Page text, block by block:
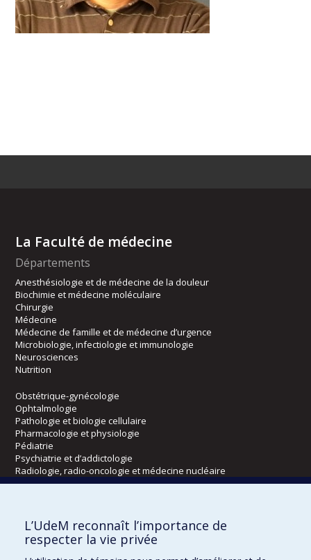
La Faculté de médecine
Départements
Anesthésiologie et de médecine de la douleur
Biochimie et médecine moléculaire
Chirurgie
Médecine
Médecine de famille et de médecine d’urgence
Microbiologie, infectiologie et immunologie
Neurosciences
Nutrition
Obstétrique-gynécologie
Ophtalmologie
Pathologie et biologie cellulaire
Pharmacologie et physiologie
Pédiatrie
Psychiatrie et d’addictologie
Radiologie, radio-oncologie et médecine nucléaire
Écoles
Kinésiologie et des sciences de l’activité physique
Orthophonie et audiologie
L’UdeM reconnaît l’importance de
respecter la vie privée